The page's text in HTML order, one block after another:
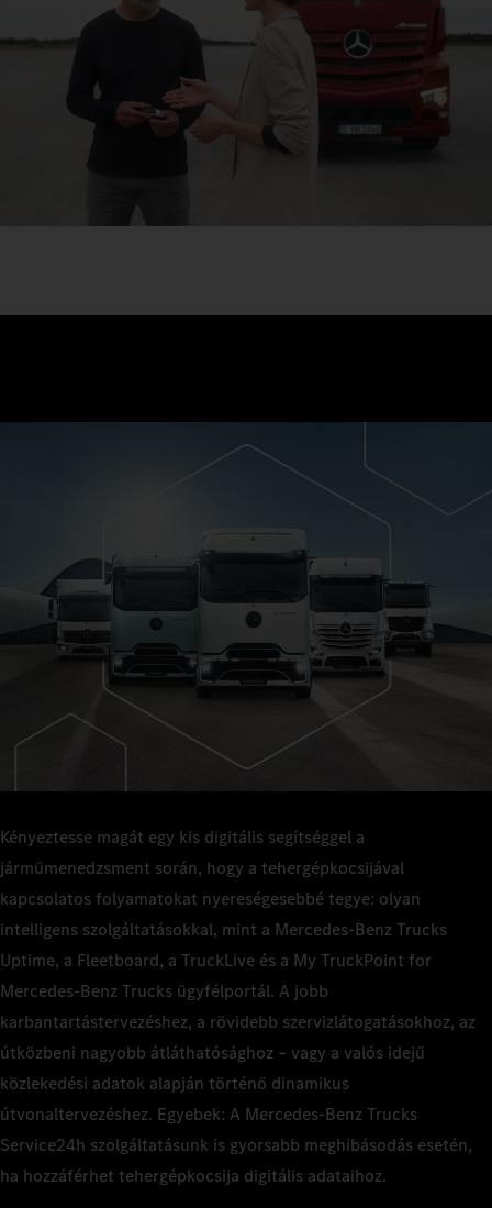
Kényeztesse magát egy kis digitális segítséggel a
járműmenedzsment során, hogy a tehergépkocsijával
kapcsolatos folyamatokat nyereségesebbé tegye: olyan
intelligens szolgáltatásokkal, mint a Mercedes-Benz Trucks
Uptime, a Fleetboard, a TruckLive és a My TruckPoint for
Mercedes-Benz Trucks ügyfélportál. A jobb
karbantartástervezéshez, a rövidebb szervizlátogatásokhoz, az
útközbeni nagyobb átláthatósághoz – vagy a valós idejű
közlekedési adatok alapján történő dinamikus
útvonaltervezéshez. Egyebek: A Mercedes-Benz Trucks
Service24h szolgáltatásunk is gyorsabb meghibásodás esetén,
ha hozzáférhet tehergépkocsija digitális adataihoz.